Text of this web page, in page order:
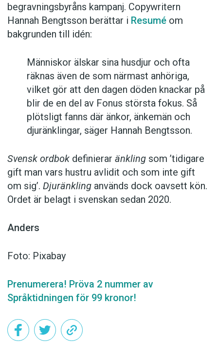
begravningsbyråns kampanj. Copywritern
Hannah Bengtsson berättar i Resumé om
bakgrunden till idén:
Människor älskar sina husdjur och ofta
räknas även de som närmast anhöriga,
vilket gör att den dagen döden knackar på
blir de en del av Fonus största fokus. Så
plötsligt fanns där änkor, änkemän och
djuränklingar, säger Hannah Bengtsson.
Svensk ordbok definierar änkling som ’tidigare
gift man vars hustru av­lidit och som inte gift
om sig’. Djuränkling används dock oavsett kön.
Ordet är belagt i svenskan sedan 2020.
Anders
Foto: Pixabay
Prenumerera! Pröva 2 nummer av
Språktidningen för 99 kronor!